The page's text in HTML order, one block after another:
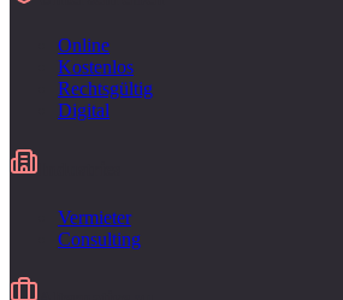
Online
Kostenlos
Rechtsgültig
Digital
Vermieter
Consulting